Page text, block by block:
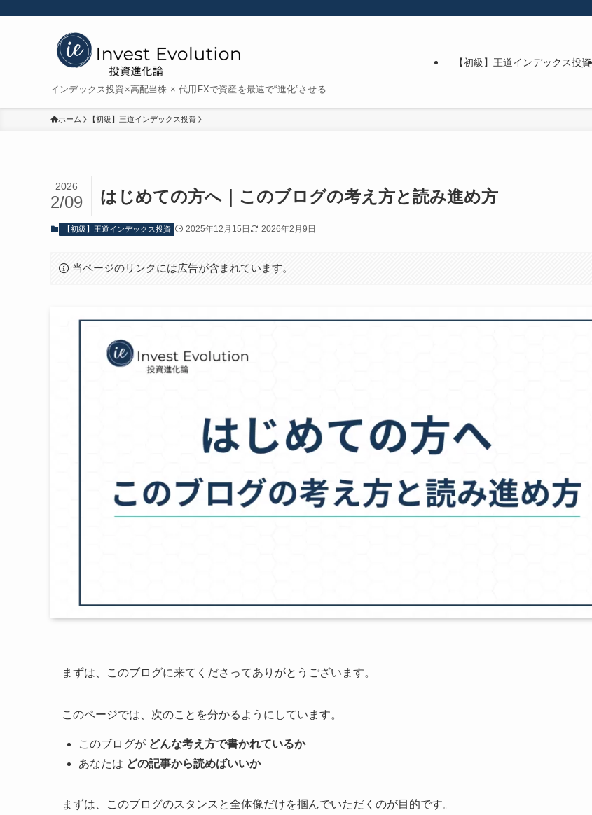
インデックス投資×高配当株 × 代用FXで資産を最速で“進化”させる
【初級】王道インデックス投資
ホーム 【初級】王道インデックス投資
はじめての方へ｜このブログの考え方と読み進め方
2026
2/09
【初級】王道インデックス投資 2025年12月15日 2026年2月9日
当ページのリンクには広告が含まれています。
まずは、このブログに来てくださってありがとうございます。
このページでは、次のことを分かるようにしています。
このブログが どんな考え方で書かれているか
あなたは どの記事から読めばいいか
まずは、このブログのスタンスと全体像だけを掴んでいただくのが目的です。